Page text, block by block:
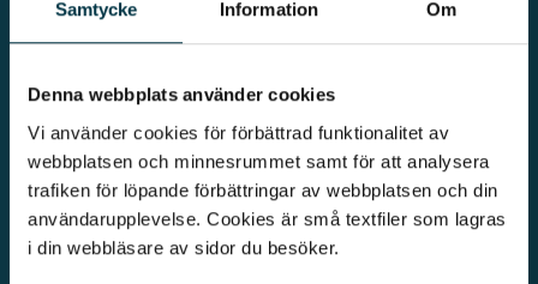
Samtycke Information Om
Denna webbplats använder cookies
Vi använder cookies för förbättrad funktionalitet av
webbplatsen och minnesrummet samt för att analysera
trafiken för löpande förbättringar av webbplatsen och din
användarupplevelse. Cookies är små textfiler som lagras
i din webbläsare av sidor du besöker.
begravningsbyråers förbund (SBF). Det personliga är centralt för
oss, både när det gäller bemötande och när vi utformar
skräddarsydda personliga begravningar.
Kontakta oss
010 - 33 33 623
info@lovabegravning.se